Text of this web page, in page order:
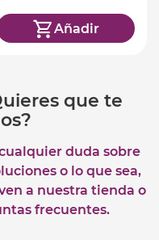
Añadir
que te
duda sobre
o lo que sea,
a nuestra tienda o
frecuentes.